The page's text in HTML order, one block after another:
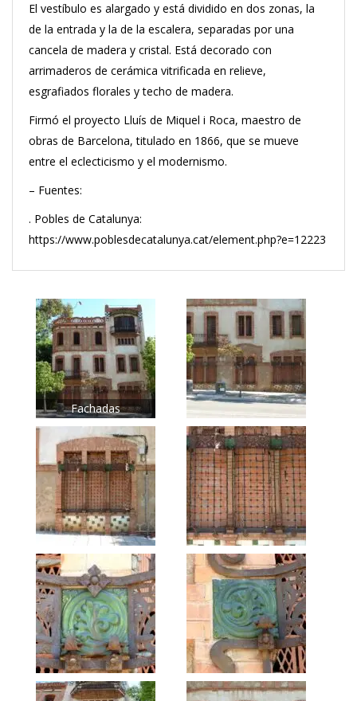
El vestíbulo es alargado y está dividido en dos zonas, la
de la entrada y la de la escalera, separadas por una
cancela de madera y cristal. Está decorado con
arrimaderos de cerámica vitrificada en relieve,
esgrafiados florales y techo de madera.
Firmó el proyecto Lluís de Miquel i Roca, maestro de
obras de Barcelona, titulado en 1866, que se mueve
entre el eclecticismo y el modernismo.
– Fuentes:
. Pobles de Catalunya:
https://www.poblesdecatalunya.cat/element.php?e=12223
Fachadas